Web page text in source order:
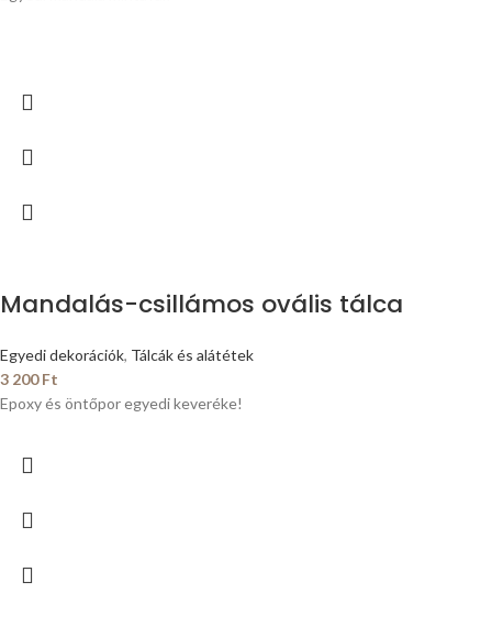
Mandalás-csillámos ovális tálca
Egyedi dekorációk, Tálcák és alátétek
3 200Ft
Epoxy és öntőpor egyedi keveréke!